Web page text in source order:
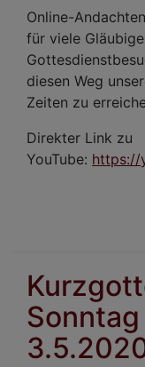
Online-
für viele
diesen Weg
Zeiten zu
Direkter Link zu
YouTube: https://